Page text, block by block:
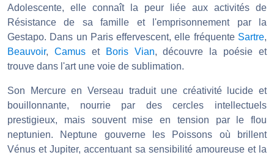
Adolescente, elle connaît la peur liée aux activités de
Résistance de sa famille et l'emprisonnement par la
Gestapo. Dans un Paris effervescent, elle fréquente Sartre,
Beauvoir, Camuset Boris Vian, découvre la poésie et
trouve dans l'art une voie de sublimation.
Son Mercure en Verseau traduit une créativité lucide et
bouillonnante, nourrie par des cercles intellectuels
prestigieux, mais souvent mise en tension par le flou
neptunien. Neptune gouverne les Poissons où brillent
Vénus et Jupiter, accentuant sa sensibilité amoureuse et la